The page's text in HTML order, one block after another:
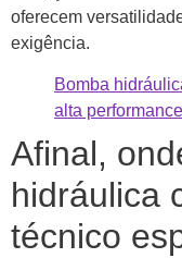
oferecem
exigência.
Bomba
alta performance
Afinal,
hidráulica
técnico